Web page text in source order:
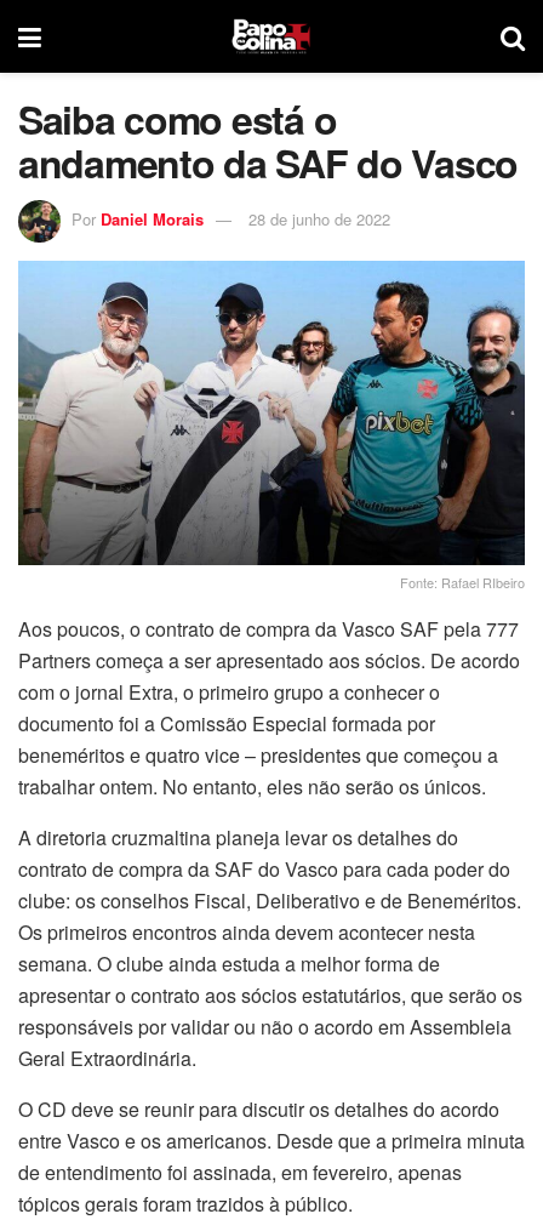
Saiba como está o
andamento da SAF do Vasco
Por Daniel Morais 28 de junho de 2022
Fonte: Rafael RIbeiro
Aos poucos, o contrato de compra da Vasco SAF pela 777
Partners começa a ser apresentado aos sócios. De acordo
com o jornal Extra, o primeiro grupo a conhecer o
documento foi a Comissão Especial formada por
beneméritos e quatro vice – presidentes que começou a
trabalhar ontem. No entanto, eles não serão os únicos.
A diretoria cruzmaltina planeja levar os detalhes do
contrato de compra da SAF do Vasco para cada poder do
clube: os conselhos Fiscal, Deliberativo e de Beneméritos.
Os primeiros encontros ainda devem acontecer nesta
semana. O clube ainda estuda a melhor forma de
apresentar o contrato aos sócios estatutários, que serão os
responsáveis por validar ou não o acordo em Assembleia
Geral Extraordinária.
O CD deve se reunir para discutir os detalhes do acordo
entre Vasco e os americanos. Desde que a primeira minuta
de entendimento foi assinada, em fevereiro, apenas
tópicos gerais foram trazidos à público.